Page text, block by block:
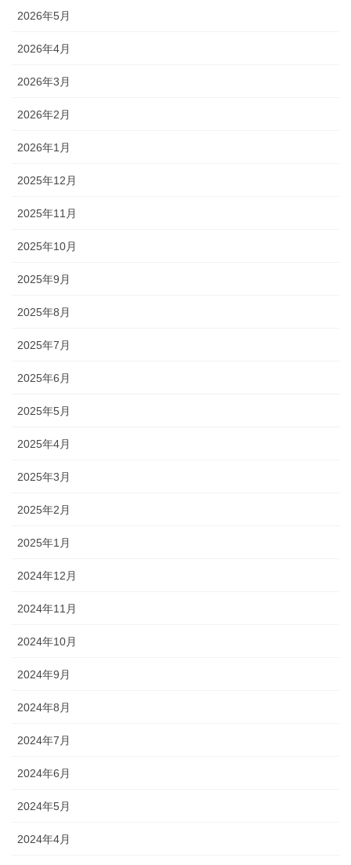
2026年5月
2026年4月
2026年3月
2026年2月
2026年1月
2025年12月
2025年11月
2025年10月
2025年9月
2025年8月
2025年7月
2025年6月
2025年5月
2025年4月
2025年3月
2025年2月
2025年1月
2024年12月
2024年11月
2024年10月
2024年9月
2024年8月
2024年7月
2024年6月
2024年5月
2024年4月